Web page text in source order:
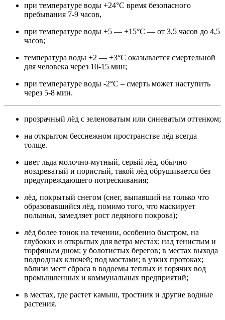
при температуре воды +24°С время безопасного
пребывания 7-9 часов,
при температуре воды +5 — +15°С — от 3,5 часов до 4,5
часов;
температура воды +2 — +3°С оказывается смертельной
для человека через 10-15 мин;
при температуре воды -2°С – смерть может наступить
через 5-8 мин.
прозрачный лёд с зеленоватым или синеватым оттенком;
на открытом бесснежном пространстве лёд всегда
толще.
цвет льда молочно-мутный, серый лёд, обычно
ноздреватый и пористый, такой лёд обрушивается без
предупреждающего потрескивания;
лёд, покрытый снегом (снег, выпавший на только что
образовавшийся лёд, помимо того, что маскирует
полыньи, замедляет рост ледяного покрова);
лёд более тонок на течении, особенно быстром, на
глубоких и открытых для ветра местах; над тенистым и
торфяным дном; у болотистых берегов; в местах выхода
подводных ключей; под мостами; в узких протоках;
вблизи мест сброса в водоемы теплых и горячих вод
промышленных и коммунальных предприятий;
в местах, где растет камыш, тростник и другие водные
растения.